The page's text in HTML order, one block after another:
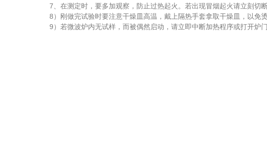
7、在测定时，要多加观察，防止过热起火。若出现冒烟起火请立刻切
8）刚做完试验时要注意干燥皿高温，戴上隔热手套拿取干燥皿，以免烫
9）若微波炉内无试样，而被偶然启动，请立即中断加热程序或打开炉门